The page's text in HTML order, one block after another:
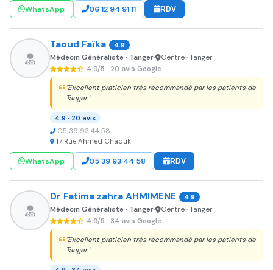
WhatsApp 06 12 94 91 11 RDV
Taoud Faïka 4.9
Médecin Généraliste · Tanger•
Centre · Tanger
4.9/5 · 20 avis Google
"Excellent praticien très recommandé par les patients de
Tanger."
4.9 · 20 avis
05 39 93 44 58
17 Rue Ahmed Chaouki
WhatsApp 05 39 93 44 58 RDV
Dr Fatima zahra AHMIMENE 4.9
Médecin Généraliste · Tanger•
Centre · Tanger
4.9/5 · 34 avis Google
"Excellent praticien très recommandé par les patients de
Tanger."